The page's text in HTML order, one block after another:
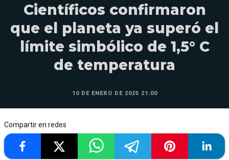
Científicos confirmaron
que el planeta ya superó el
límite simbólico de 1,5° C
de temperatura
10 DE ENERO DE 2025 21:00
Compartir en redes